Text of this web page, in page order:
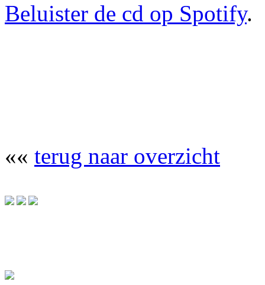
Beluister de cd op Spotify.
«« terug naar overzicht